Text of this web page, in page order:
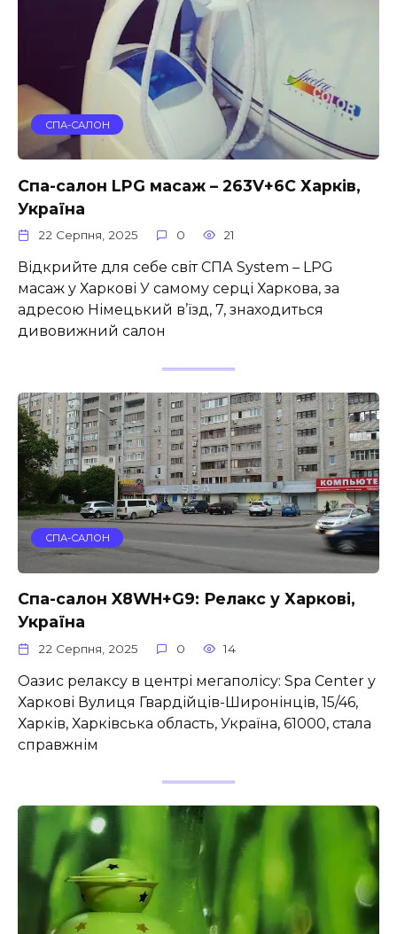
СПА-САЛОН
Спа-салон LPG масаж – 263V+6C Харків,
Україна
22 Серпня, 2025 0 21
Відкрийте для себе світ СПА System – LPG
масаж у Харкові У самому серці Харкова, за
адресою Німецький в’їзд, 7, знаходиться
дивовижний салон
СПА-САЛОН
Спа-салон X8WH+G9: Релакс у Харкові,
Україна
22 Серпня, 2025 0 14
Оазис релаксу в центрі мегаполісу: Spa Center у
Харкові Вулиця Гвардійців-Широнінців, 15/46,
Харків, Харківська область, Україна, 61000, стала
справжнім